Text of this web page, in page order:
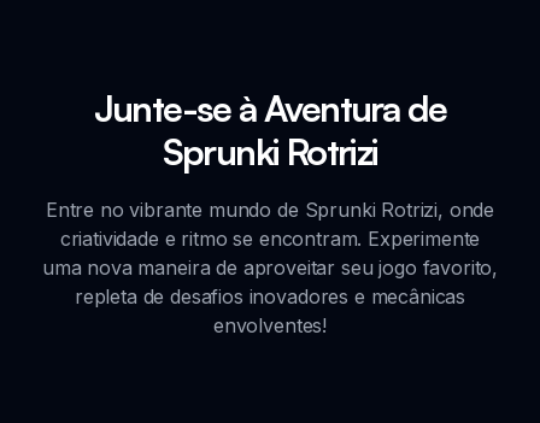
Junte-se à Aventura de
Sprunki Rotrizi
Entre no vibrante mundo de Sprunki Rotrizi, onde
criatividade e ritmo se encontram. Experimente
uma nova maneira de aproveitar seu jogo favorito,
repleta de desafios inovadores e mecânicas
envolventes!